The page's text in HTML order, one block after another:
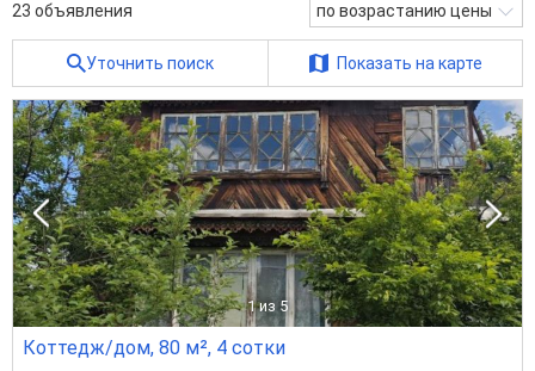
23 объявления по возрастанию цены
Уточнить поиск Показать на карте
1 из 5
Коттедж/дом, 80 м², 4 сотки